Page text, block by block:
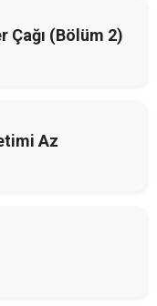
Çağı (Bölüm 2)
Az